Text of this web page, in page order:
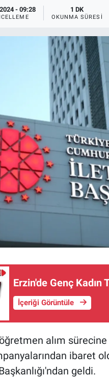
- 09:28 1 DK
OKUNMA SÜRESI
Erzin'de Genç Kadın
İçeriği Görüntüle
alım sürecine
ibaret
geldi.